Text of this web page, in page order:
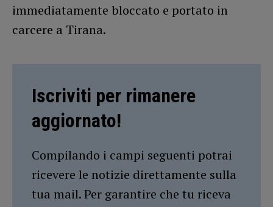
immediatamente bloccato e portato in
carcere a Tirana.
Iscriviti per rimanere
aggiornato!
Compilando i campi seguenti potrai
ricevere le notizie direttamente sulla
tua mail. Per garantire che tu riceva